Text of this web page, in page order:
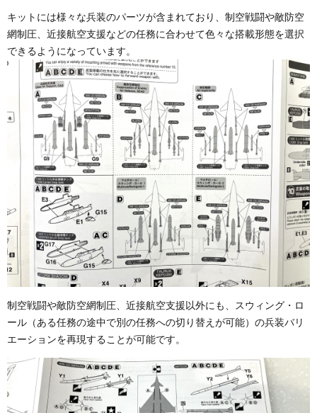
キットには様々な兵装のパーツが含まれており、制空戦闘や敵防空
網制圧、近接航空支援などの任務に合わせて色々な搭載形態を選択
できるようになっています。
制空戦闘や敵防空網制圧、近接航空支援以外にも、スウィング・ロ
ール（ある任務の途中で別の任務への切り替えが可能）の兵装バリ
エーションを再現することが可能です。